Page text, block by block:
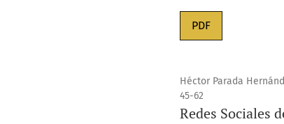
PDF
Héctor Parada
45-62
Redes Sociales